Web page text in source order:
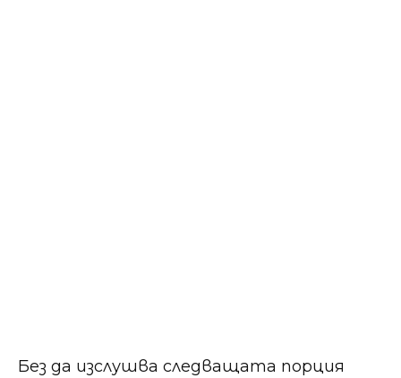
Без да изслушва следващата порция